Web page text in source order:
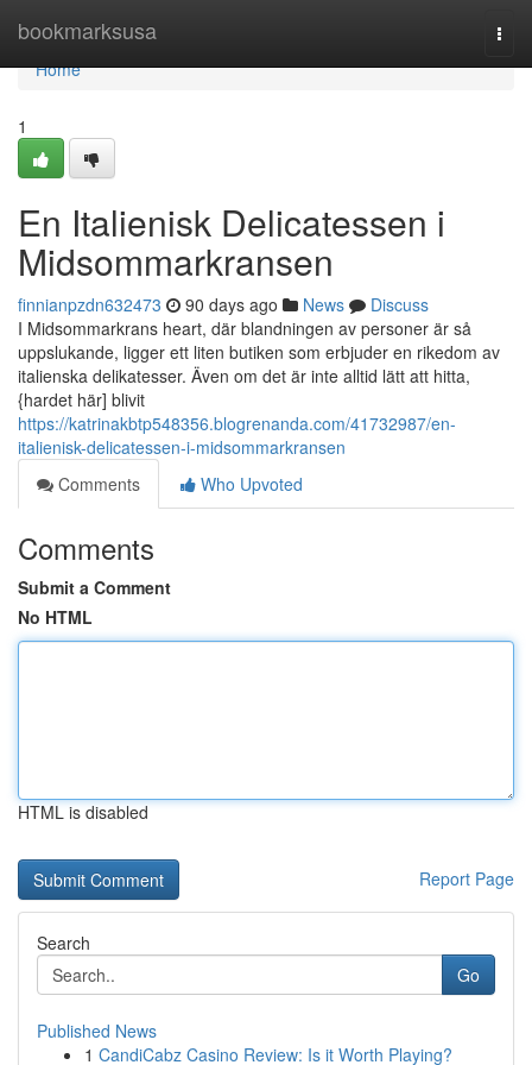
bookmarksusa
Home
Home
1
En Italienisk Delicatessen i
Midsommarkransen
finnianpzdn632473 90 days ago News
Discuss
I Midsommarkrans heart, där blandningen av personer är så
uppslukande, ligger ett liten butiken som erbjuder en rikedom av
italienska delikatesser. Även om det är inte alltid lätt att hitta,
{hardet här] blivit
https://katrinakbtp548356.blogrenanda.com/41732987/en-
italienisk-delicatessen-i-midsommarkransen
Comments
Who Upvoted
Comments
Submit a Comment
No HTML
HTML is disabled
Report Page
Search
Go
Published News
1 CandiCabz Casino Review: Is it Worth Playing?